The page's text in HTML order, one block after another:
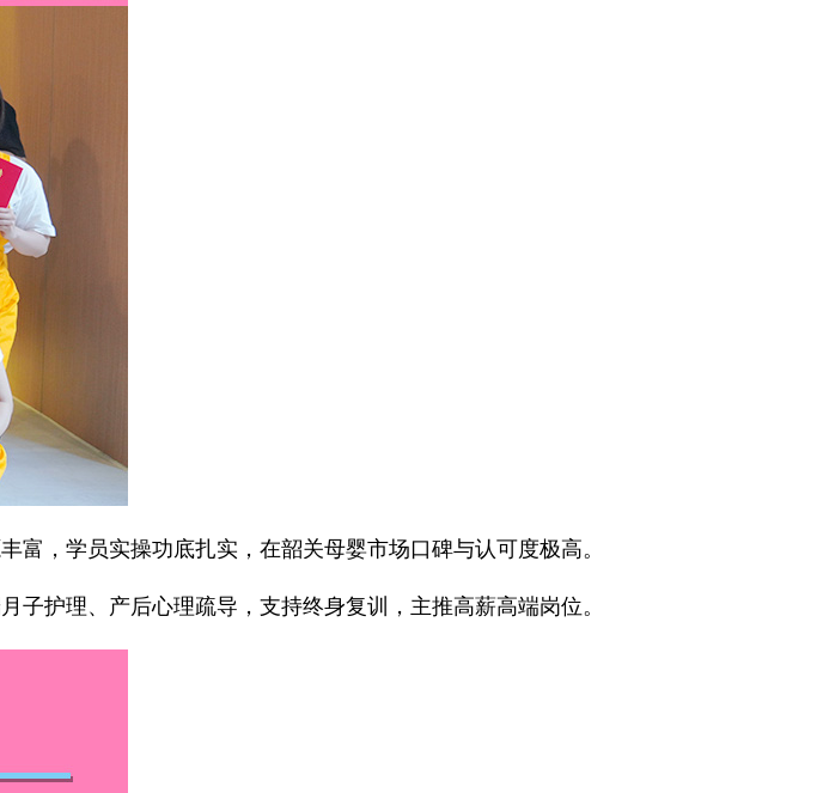
，学员实操功底扎实，在韶关母婴市场口碑与认可度极高。
护理、产后心理疏导，支持终身复训，主推高薪高端岗位。